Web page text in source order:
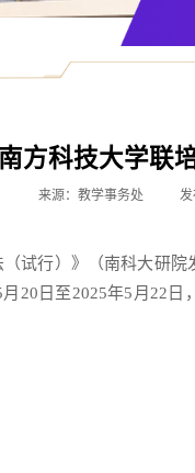
方科技大学联
来源：教学事务处
试行）》（南科大研
20日至2025年5月22